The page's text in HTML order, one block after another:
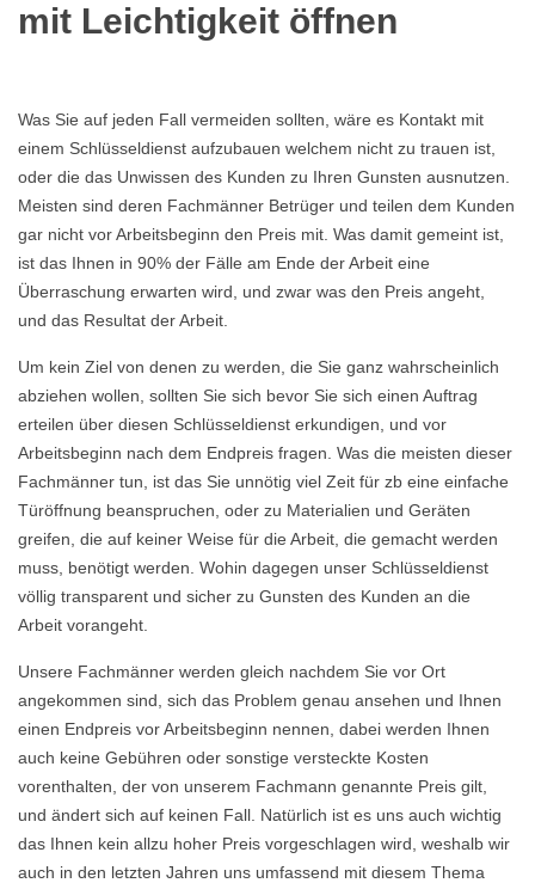
mit Leichtigkeit öffnen
Was Sie auf jeden Fall vermeiden sollten, wäre es Kontakt mit
einem Schlüsseldienst aufzubauen welchem nicht zu trauen ist,
oder die das Unwissen des Kunden zu Ihren Gunsten ausnutzen.
Meisten sind deren Fachmänner Betrüger und teilen dem Kunden
gar nicht vor Arbeitsbeginn den Preis mit. Was damit gemeint ist,
ist das Ihnen in 90% der Fälle am Ende der Arbeit eine
Überraschung erwarten wird, und zwar was den Preis angeht,
und das Resultat der Arbeit.
Um kein Ziel von denen zu werden, die Sie ganz wahrscheinlich
abziehen wollen, sollten Sie sich bevor Sie sich einen Auftrag
erteilen über diesen Schlüsseldienst erkundigen, und vor
Arbeitsbeginn nach dem Endpreis fragen. Was die meisten dieser
Fachmänner tun, ist das Sie unnötig viel Zeit für zb eine einfache
Türöffnung beanspruchen, oder zu Materialien und Geräten
greifen, die auf keiner Weise für die Arbeit, die gemacht werden
muss, benötigt werden. Wohin dagegen unser Schlüsseldienst
völlig transparent und sicher zu Gunsten des Kunden an die
Arbeit vorangeht.
Unsere Fachmänner werden gleich nachdem Sie vor Ort
angekommen sind, sich das Problem genau ansehen und Ihnen
einen Endpreis vor Arbeitsbeginn nennen, dabei werden Ihnen
auch keine Gebühren oder sonstige versteckte Kosten
vorenthalten, der von unserem Fachmann genannte Preis gilt,
und ändert sich auf keinen Fall. Natürlich ist es uns auch wichtig
das Ihnen kein allzu hoher Preis vorgeschlagen wird, weshalb wir
auch in den letzten Jahren uns umfassend mit diesem Thema